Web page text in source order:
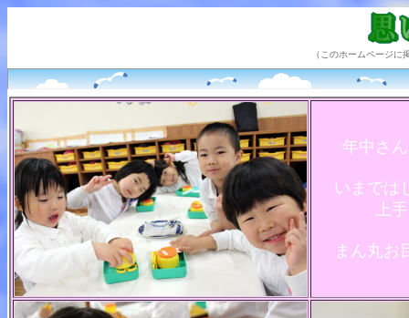
（このホームページ
年中さ
いまでは
上
まん丸お